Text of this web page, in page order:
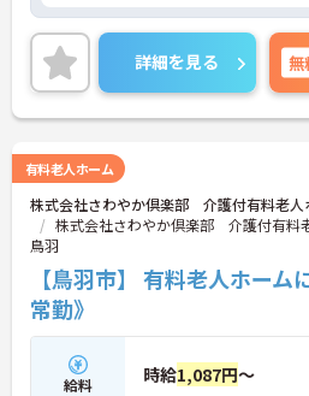
詳細を見る 無
有料老人ホーム
株式会社さわやか倶楽部 介護付有料老人
株式会社さわやか倶楽部 介護付有料
鳥羽
【鳥羽市】 有料老人ホー
常勤》
給料 時給1,087円～